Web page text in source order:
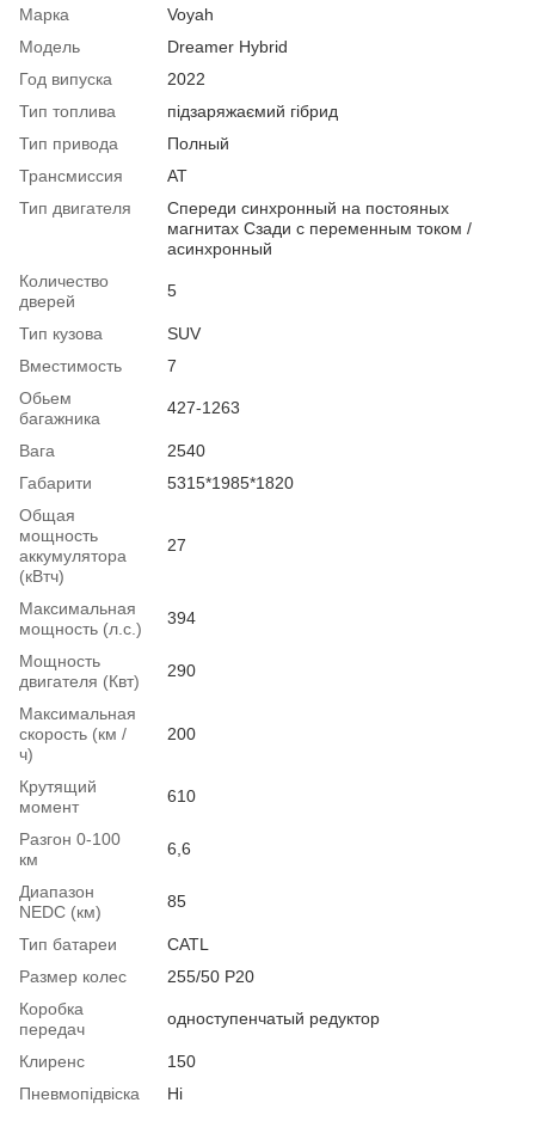
Марка
Voyah
Модель
Dreamer Hybrid
Год випуска
2022
Тип топлива
підзаряжаємий гібрид
Тип привода
Полный
Трансмиссия
AT
Тип двигателя
Спереди синхронный на постояных
магнитах Сзади с переменным током /
асинхронный
Количество
дверей
5
Тип кузова
SUV
Вместимость
7
Обьем
багажника
427-1263
Вага
2540
Габарити
5315*1985*1820
Общая
мощность
аккумулятора
(кВтч)
27
Максимальная
мощность (л.с.)
394
Мощность
двигателя (Квт)
290
Максимальная
скорость (км /
ч)
200
Крутящий
момент
610
Разгон 0-100
км
6,6
Диапазон
NEDC (км)
85
Тип батареи
CATL
Размер колес
255/50 Р20
Коробка
передач
одноступенчатый редуктор
Клиренс
150
Пневмопідвіска
Ні